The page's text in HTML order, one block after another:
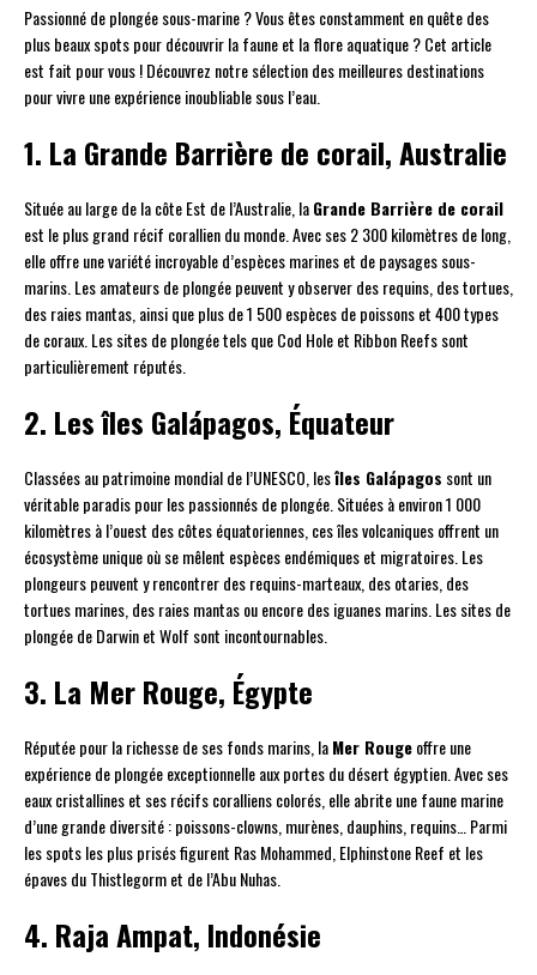
Passionné de plongée sous-marine ? Vous êtes constamment en quête des
plus beaux spots pour découvrir la faune et la flore aquatique ? Cet article
est fait pour vous ! Découvrez notre sélection des meilleures destinations
pour vivre une expérience inoubliable sous l’eau.
1. La Grande Barrière de corail, Australie
Située au large de la côte Est de l’Australie, laGrande Barrière de corail
est le plus grand récif corallien du monde. Avec ses 2 300 kilomètres de long,
elle offre une variété incroyable d’espèces marines et de paysages sous-
marins. Les amateurs de plongée peuvent y observer des requins, des tortues,
des raies mantas, ainsi que plus de 1 500 espèces de poissons et 400 types
de coraux. Les sites de plongée tels que Cod Hole et Ribbon Reefs sont
particulièrement réputés.
2. Les îles Galápagos, Équateur
Classées au patrimoine mondial de l’UNESCO, lesîles Galápagos sont un
véritable paradis pour les passionnés de plongée. Situées à environ 1 000
kilomètres à l’ouest des côtes équatoriennes, ces îles volcaniques offrent un
écosystème unique où se mêlent espèces endémiques et migratoires. Les
plongeurs peuvent y rencontrer des requins-marteaux, des otaries, des
tortues marines, des raies mantas ou encore des iguanes marins. Les sites de
plongée de Darwin et Wolf sont incontournables.
3. La Mer Rouge, Égypte
Réputée pour la richesse de ses fonds marins, laMer Rougeoffre une
expérience de plongée exceptionnelle aux portes du désert égyptien. Avec ses
eaux cristallines et ses récifs coralliens colorés, elle abrite une faune marine
d’une grande diversité : poissons-clowns, murènes, dauphins, requins… Parmi
les spots les plus prisés figurent Ras Mohammed, Elphinstone Reef et les
épaves du Thistlegorm et de l’Abu Nuhas.
4. Raja Ampat, Indonésie